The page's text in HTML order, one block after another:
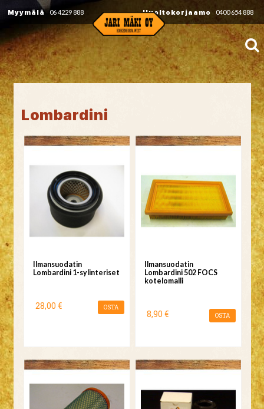
Myymälä 06 4229 888 Huoltokorjaamo 0400 654 888
Lombardini
Ilmansuodatin
Lombardini 1-sylinteriset
28,00 € OSTA
Ilmansuodatin
Lombardini 502 FOCS
kotelomalli
8,90 € OSTA